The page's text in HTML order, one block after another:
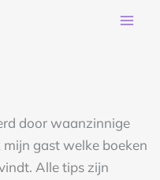
door waanzinnige
mijn gast welke boeken
Alle tips zijn